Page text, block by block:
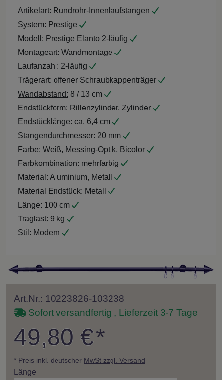
Artikelart: Rundrohr-Innenlaufstangen
System: Prestige
Modell: Prestige Elanto 2-läufig
Montageart: Wandmontage
Laufanzahl: 2-läufig
Trägerart: offener Schraubkappenträger
Wandabstand: 8 / 13 cm
Endstückform: Rillenzylinder, Zylinder
Endstücklänge: ca. 6,4 cm
Stangendurchmesser: 20 mm
Farbe: Weiß, Messing-Optik, Bicolor
Farbkombination: mehrfarbig
Material: Aluminium, Metall
Material Endstück: Metall
Länge: 100 cm
Traglast: 9 kg
Stil: Modern
Art.Nr.: 10223826-103238
Sofort versandfertig , Lieferzeit 3-7 Tage
49,80 €*
* Preis inkl. deutscher MwSt zzgl. Versand
Länge